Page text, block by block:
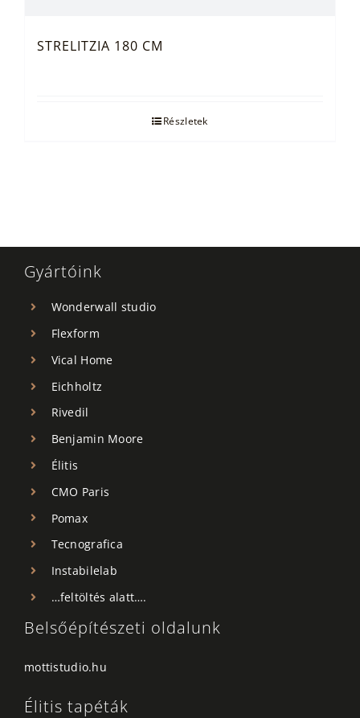
STRELITZIA 180 CM
Részletek
Gyártóink
Wonderwall studio
Flexform
Vical Home
Eichholtz
Rivedil
Benjamin Moore
Élitis
CMO Paris
Pomax
Tecnografica
Instabilelab
…feltöltés alatt….
Belsőépítészeti oldalunk
mottistudio.hu
Élitis tapéták